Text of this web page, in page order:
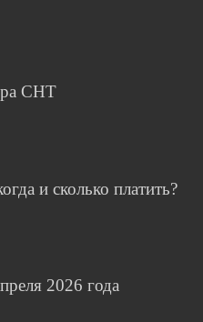
СНТ
и сколько платить?
2026 года